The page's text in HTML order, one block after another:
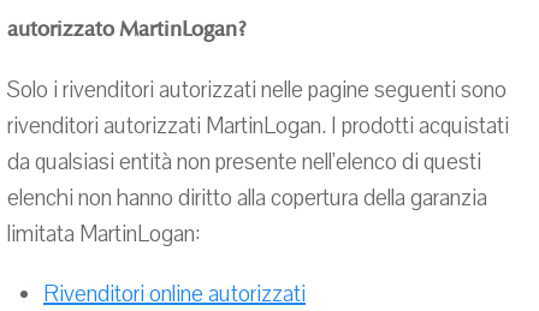
autorizzato MartinLogan?
Solo i rivenditori autorizzati nelle pagine seguenti sono
rivenditori autorizzati MartinLogan. I prodotti acquistati
da qualsiasi entità non presente nell'elenco di questi
elenchi non hanno diritto alla copertura della garanzia
limitata MartinLogan:
Rivenditori online autorizzati